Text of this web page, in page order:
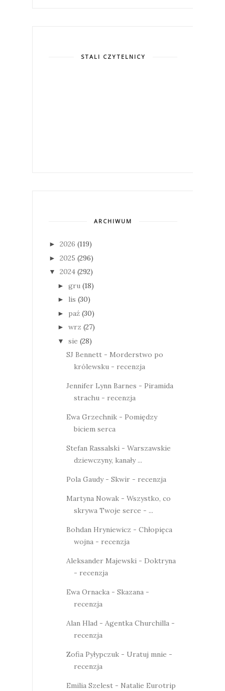
STALI CZYTELNICY
ARCHIWUM
► 2026 (119)
► 2025 (296)
▼ 2024 (292)
► gru (18)
► lis (30)
► paź (30)
► wrz (27)
▼ sie (28)
SJ Bennett - Morderstwo po
królewsku - recenzja
Jennifer Lynn Barnes - Piramida
strachu - recenzja
Ewa Grzechnik - Pomiędzy
biciem serca
Stefan Rassalski - Warszawskie
dziewczyny, kanały ...
Pola Gaudy - Skwir - recenzja
Martyna Nowak - Wszystko, co
skrywa Twoje serce - ...
Bohdan Hryniewicz - Chłopięca
wojna - recenzja
Aleksander Majewski - Doktryna
- recenzja
Ewa Ornacka - Skazana -
recenzja
Alan Hlad - Agentka Churchilla -
recenzja
Zofia Pyłypczuk - Uratuj mnie -
recenzja
Emilia Szelest - Natalie Eurotrip